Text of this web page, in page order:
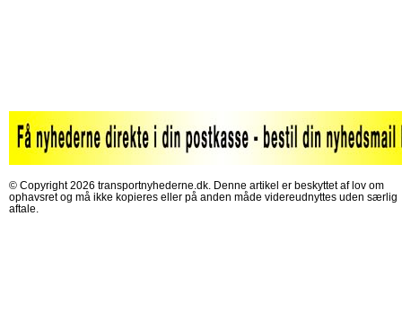
© Copyright 2026 transportnyhederne.dk. Denne artikel er beskyttet af lov om
ophavsret og må ikke kopieres eller på anden måde videreudnyttes uden særlig
aftale.